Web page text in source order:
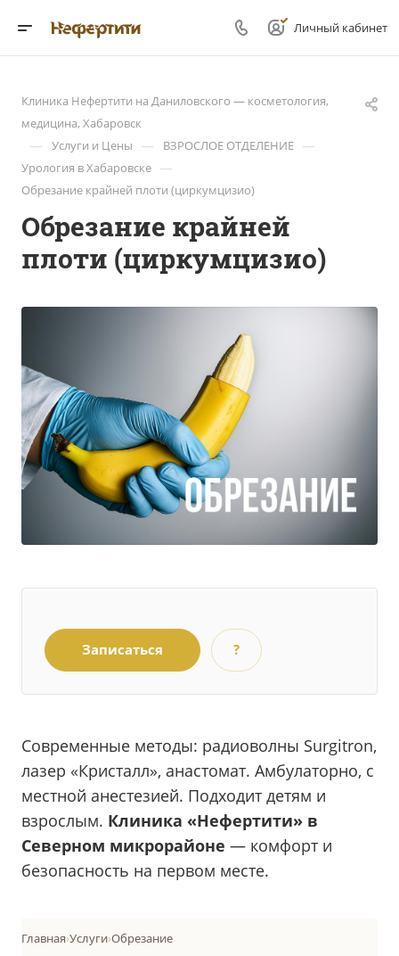
Личный кабинет
Клиника Нефертити на Даниловского — косметология,
медицина, Хабаровск
— Услуги и Цены — ВЗРОСЛОЕ ОТДЕЛЕНИЕ —
Урология в Хабаровске —
Обрезание крайней плоти (циркумцизио)
Обрезание крайней
плоти (циркумцизио)
Записаться ?
Современные методы: радиоволны Surgitron,
лазер «Кристалл», анастомат. Амбулаторно, с
местной анестезией. Подходит детям и
взрослым. Клиника «Нефертити» в
Северном микрорайоне — комфорт и
безопасность на первом месте.
Главная›Услуги›Обрезание